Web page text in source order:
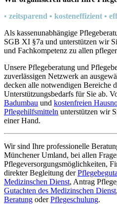
• zeitsparend • kosteneffizient •
Als kassenunabhängige
SGB XI §7a und unterstützen wir
und Fachkompetenz zu allen
Unsere Pflegeberatung und
zuverlässigen Netzwerk an
decken alle notwendigen Bereiche
Unterstützungsbedarfs für Sie ab.
Badumbau und kostenfreien
Pflegehilfsmitteln unterstützen wir
einer Hand.
Wir sind Ihre professionelle
Münchener Umland, bei allen
Pflegeversorgungsmöglichkeiten,
direkter Begleitung der
Medizinschen Dienst, Antrag
Gutachten des Medizinschen Dienst
Beratung oderPflegeschulung.